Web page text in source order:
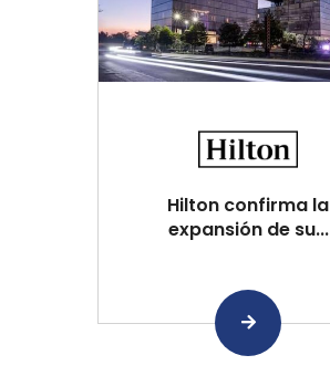
Hilton confirma la
expansión de su...